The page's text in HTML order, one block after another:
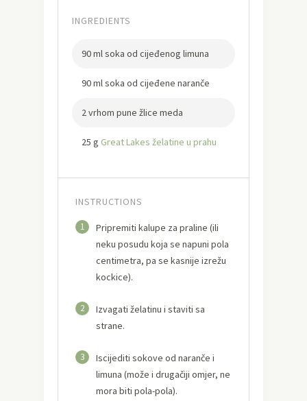
INGREDIENTS
90 ml soka od cijeđenog limuna
90 ml soka od cijeđene naranče
2 vrhom pune žlice meda
25 g Great Lakes želatine u prahu
INSTRUCTIONS
1
Pripremiti kalupe za praline (ili
neku posudu koja se napuni pola
centimetra, pa se kasnije izrežu
kockice).
2
Izvagati želatinu i staviti sa
strane.
3
Iscijediti sokove od naranče i
limuna (može i drugačiji omjer, ne
mora biti pola-pola).